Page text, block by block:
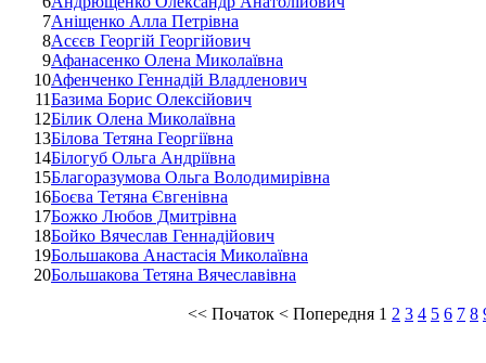
7Аніщенко Алла Петрівна
8Асєєв Георгій Георгійович
9Афанасенко Олена Миколаївна
10Афенченко Геннадій Владленович
11Базима Борис Олексійович
12Білик Олена Миколаївна
13Білова Тетяна Георгіївна
14Білогуб Ольга Андріївна
15Благоразумова Ольга Володимирівна
16Боєва Тетяна Євгенівна
17Божко Любов Дмитрівна
18Бойко Вячеслав Геннадійович
19Большакова Анастасія Миколаївна
20Большакова Тетяна Вячеславівна
<< Початок < Попередня 1 2 3 4 5 6 7 8